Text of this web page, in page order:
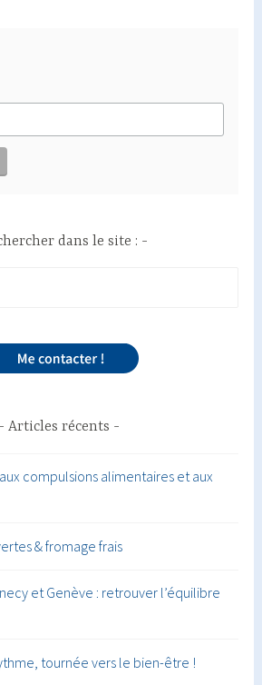
dans le site :
Articles récents
compulsions alimentaires et aux
& fromage frais
et Genève : retrouver l’équilibre
tournée vers le bien-être !